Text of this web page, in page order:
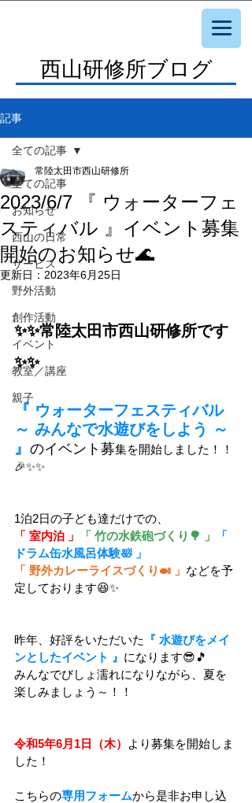
西山研修所ブログ
記事
全ての記事
お知らせ
西山の日常
サービス
野外活動
創作活動
イベント
教室／講座
親子
全ての記事
2023/6/7 『 ウォーターフェ
スティバル 』イベント募集
開始のお知らせ🌊
常陸太田市西山研修所
更新日： 2023年6月25日
✨✨常陸太田市西山研修所です
✨✨
『 ウォーターフェスティバル
～ みんなで水遊びをしよう ～
』 のイベント募集を開始しました！！
🎉✨✨
1泊2日の子ども達だけでの、
「 室内泊 」
「 竹の水鉄砲づくり🌳 」
「
ドラム缶水風呂体験🛀 」
「 野外カレーライスづくり🍛 」 などを予
定しております😆✨
昨年、好評をいただいた
『 水遊びをメイ
ンとしたイベント 』 になります😎🎵
みんなでびしょ濡れになりながら、夏を
楽しみましょう～！！
令和5年6月1日（木）
より募集を開始しま
した！
こちらの専用フォームから是非お申し込